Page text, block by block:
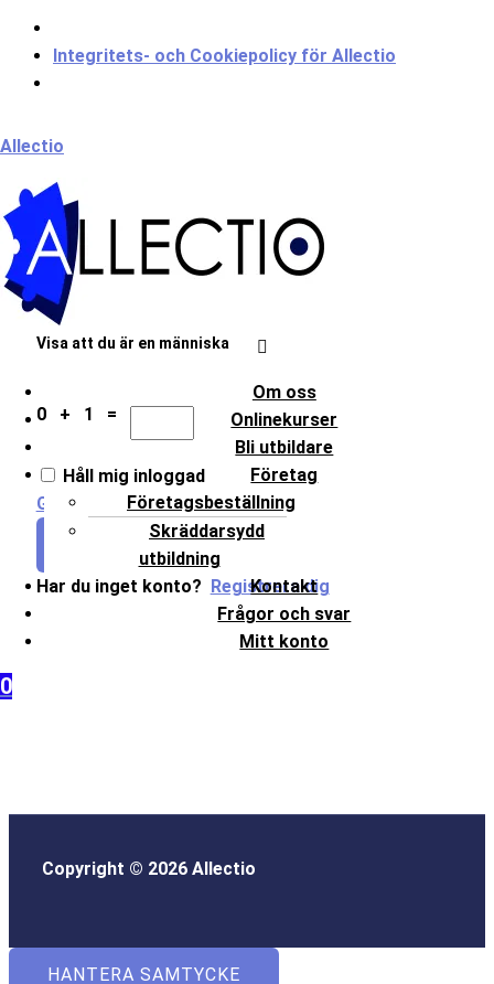
Integritets- och Cookiepolicy för Allectio
Allectio
Om oss
Onlinekurser
Bli utbildare
Företag
Företagsbeställning
Skräddarsydd
utbildning
Kontakt
Frågor och svar
Mitt konto
0
Välkommen till Allectio!
Visa att du är en människa
0 + 1 =
Håll mig inloggad
Glömt lösenordet?
LOGGA IN
Har du inget konto? Registrera dig
Copyright © 2026 Allectio
HANTERA SAMTYCKE